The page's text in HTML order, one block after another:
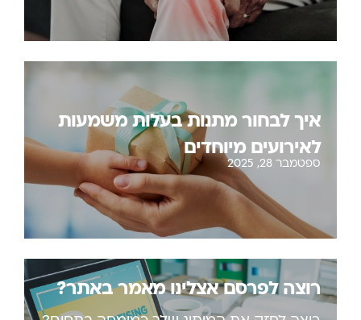
איך לבחור מתנות בעלות משמעות
לאירועים מיוחדים
ספטמבר 28, 2025
רוצה לפרסם אצלינו מאמר באתר?